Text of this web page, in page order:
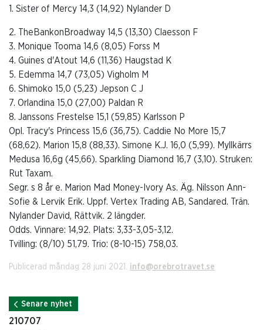
1. Sister of Mercy 14,3 (14,92) Nylander D
2. TheBankonBroadway 14,5 (13,30) Claesson F
3. Monique Tooma 14,6 (8,05) Forss M
4. Guines d'Atout 14,6 (11,36) Haugstad K
5. Edemma 14,7 (73,05) Vigholm M
6. Shimoko 15,0 (5,23) Jepson C J
7. Orlandina 15,0 (27,00) Paldan R
8. Janssons Frestelse 15,1 (59,85) Karlsson P
Opl. Tracy's Princess 15,6 (36,75). Caddie No More 15,7
(68,62). Marion 15,8 (88,33). Simone K.J. 16,0 (5,99). Myllkärrs
Medusa 16,6g (45,66). Sparkling Diamond 16,7 (3,10). Struken:
Rut Taxam.
Segr. s 8 år e. Marion Mad Money-Ivory As. Äg. Nilsson Ann-
Sofie & Lervik Erik. Uppf. Vertex Trading AB, Sandared. Trän.
Nylander David, Rättvik. 2 längder.
Odds. Vinnare: 14,92. Plats: 3,33-3,05-3,12.
Tvilling: (8/10) 51,79. Trio: (8-10-15) 758,03.
Publicerad måndag 28 juni 2021. info@orebrotravet.se
Senare nyhet
210707